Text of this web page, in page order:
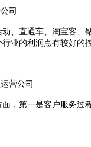
司
、直通车、淘宝客
业的利润点有较好的
营公司
，第一是客户服务